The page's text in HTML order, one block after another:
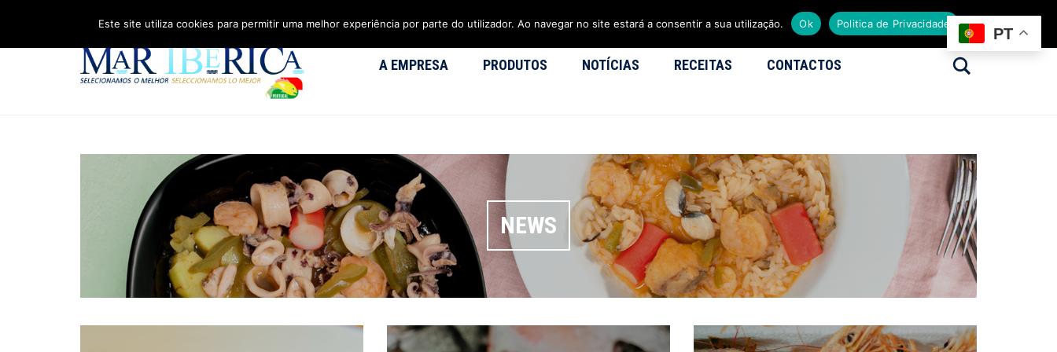
A EMPRESA PRODUTOS NOTÍCIAS RECEITAS CONTACTOS
NEWS
PT
Este site utiliza cookies para permitir uma melhor experiência por parte do utilizador. Ao navegar no site estará a consentir a sua utilização. Ok Politica de Privacidade